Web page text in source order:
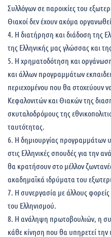
Συλλόγων σε παροικίες του
Θιακοί δεν έχουν ακόμα
4. Η διατήρηση και διάδοση της
της Ελληνικής μας γλώσσας και
5. Η χρηματοδότηση και
και άλλων προγραμμάτων
περιεχομένου που θα στοχεύουν
Κεφαλονιτών και Θιακών της
σκυταλοδρόμους της
ταυτότητας.
6. Η δημιουργίας προγραμμάτων
στις Ελληνικές σπουδές για την
θα κρατήσουν στο μέλλον
ακαδημαϊκά ιδρύματα του
7. Η συνεργασία με άλλους
του Ελληνισμού.
8. Η ανάληψη πρωτοβουλιών, η
κάθε κίνηση που θα υπηρετεί την